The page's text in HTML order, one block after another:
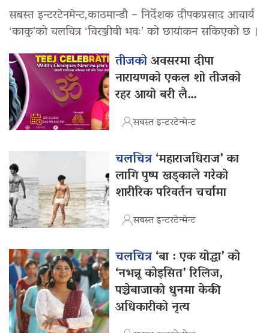
सबस्त इन्टरटेनमेन्ट,काठमान्डौ – निर्देशक दीपकप्रसाद आचार्य
‘काकु’को चलचित्र ‘चिरञ्जीवी भवः’ को छायांकन सकिएको छ ।
तीजकोअवसरमा दीपा
नारायणको एकल शो तीजको
रहर आयो बरी लै…
सबस्त इन्टरटेन्मेन्ट
चलचित्र‘महाराजधिराज’ का
लागि पुष्प खड्काले गरेको
शारीरिक परिवर्तन चर्चामा
सबस्त इन्टरटेन्मेन्ट
चलचित्र‘बा : एक योद्धा’ को
‘नभन्नू कोइसित’ रिलिज,
पञ्चेबाजाको धुनमा केकी
अधिकारीको नृत्य